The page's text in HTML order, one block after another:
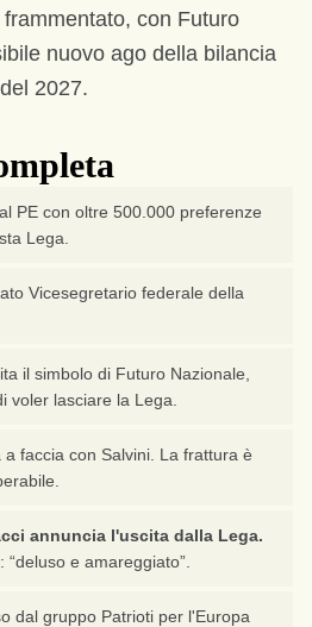
con Futuro
nuovo ago della bilancia
2027.
PE con oltre 500.000 preferenze
Lega.
Vicesegretario federale della
il simbolo di Futuro Nazionale,
voler lasciare la Lega.
a faccia con Salvini. La frattura è
annuncia l'uscita dalla Lega.
“deluso e amareggiato”.
dal gruppo Patrioti per l'Europa